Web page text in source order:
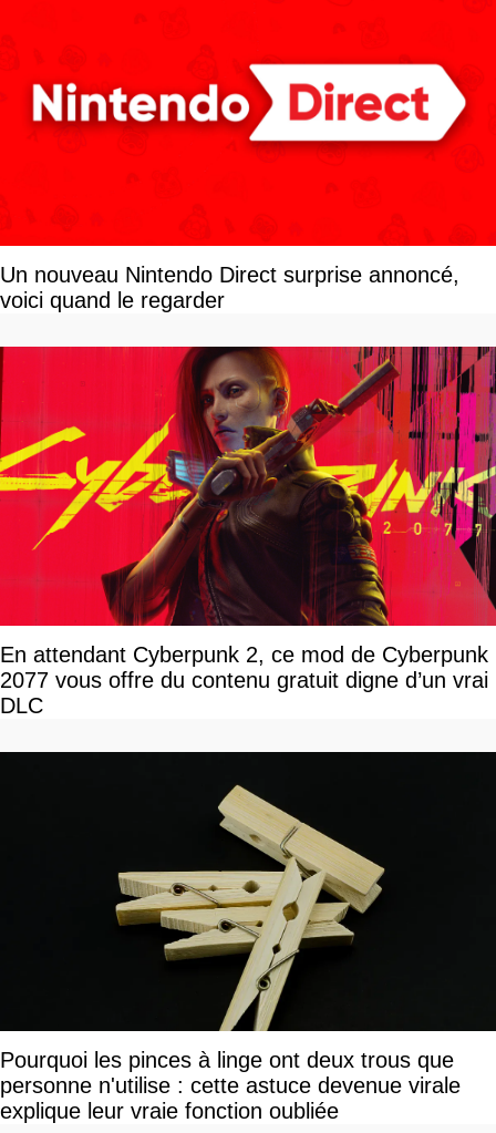
Un nouveau Nintendo Direct surprise annoncé,
voici quand le regarder
En attendant Cyberpunk 2, ce mod de Cyberpunk
2077 vous offre du contenu gratuit digne d’un vrai
DLC
Pourquoi les pinces à linge ont deux trous que
personne n'utilise : cette astuce devenue virale
explique leur vraie fonction oubliée